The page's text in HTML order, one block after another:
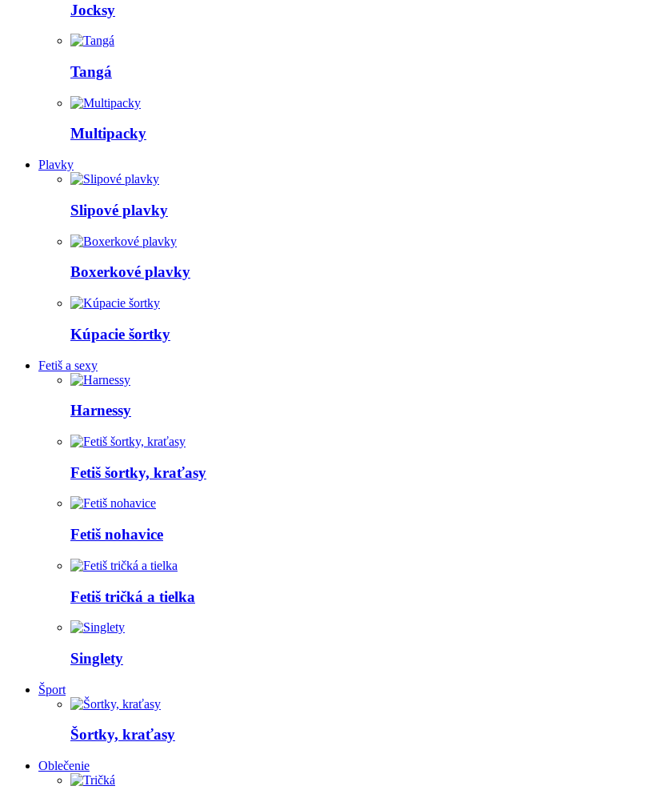
Jocksy
Tangá
Multipacky
Plavky
Slipové plavky
Boxerkové plavky
Kúpacie šortky
Fetiš a sexy
Harnessy
Fetiš šortky, kraťasy
Fetiš nohavice
Fetiš tričká a tielka
Singlety
Šport
Šortky, kraťasy
Oblečenie